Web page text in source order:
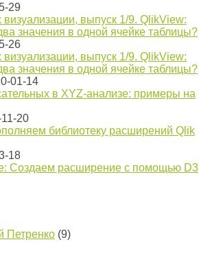
29
выпуск 1/9. QlikView:
значения в одной ячейке таблицы?
26
выпуск 1/9. QlikView:
значения в одной ячейке таблицы?
01-14
в XYZ-анализе: примеры на
20
библиотеку расширений Qlik
18
Создаем расширение с помощью D3
Петренко (9)